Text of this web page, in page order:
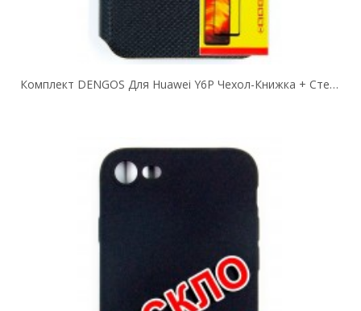
Комплект DENGOS Для Huawei Y6P Чехол-Книжка + Стекло Защитное (Black)...